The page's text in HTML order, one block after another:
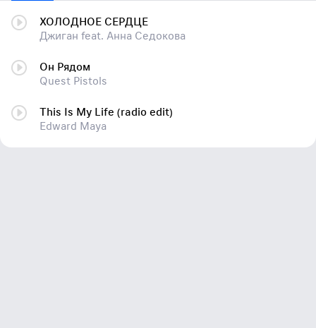
ХОЛОДНОЕ СЕРДЦЕ
Джиган feat. Анна Седокова
Он Рядом
Quest Pistols
This Is My Life (radio edit)
Edward Maya